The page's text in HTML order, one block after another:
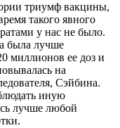
триумф вакцины,
такого явного
у нас не было.
была лучше
миллионов ее доз и
на
Сэйбина.
иную
лучше любой